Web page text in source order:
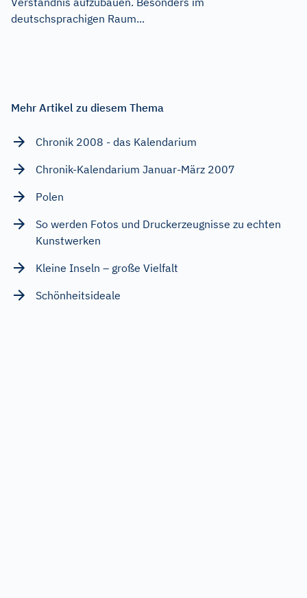
deutschsprachigen Raum...
Mehr Artikel zu diesem Thema
Chronik 2008 - das Kalendarium
Chronik-Kalendarium Januar-März 2007
Polen
So werden Fotos und Druckerzeugnisse zu echten
Kunstwerken
Kleine Inseln – große Vielfalt
Schönheitsideale